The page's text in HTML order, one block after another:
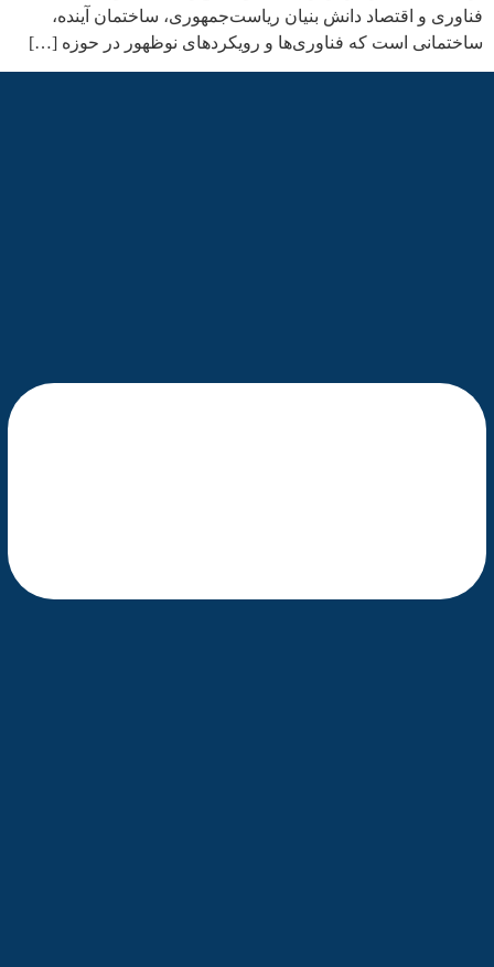
فناوری و اقتصاد دانش بنیان ریاست‌جمهوری، ساختمان آینده،
ساختمانی است که فناوری‌ها و رویکردهای نوظهور در حوزه […]